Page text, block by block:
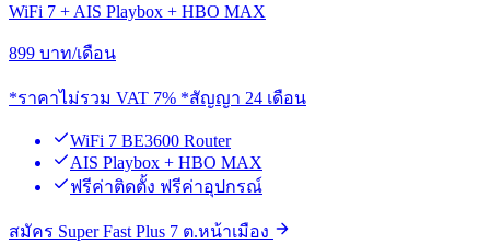
WiFi 7 + AIS Playbox + HBO MAX
899 บาท/เดือน
*ราคาไม่รวม VAT 7% *สัญญา 24 เดือน
WiFi 7 BE3600 Router
AIS Playbox + HBO MAX
ฟรีค่าติดตั้ง ฟรีค่าอุปกรณ์
สมัคร Super Fast Plus 7 ต.หน้าเมือง